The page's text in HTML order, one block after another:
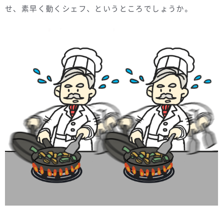
せ、素早く動くシェフ、というところでしょうか。